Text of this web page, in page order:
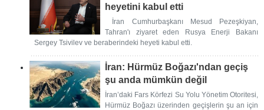
heyetini kabul etti
İran Cumhurbaşkanı Mesud Pezeşkiyan,
Tahran'ı ziyaret eden Rusya Enerji Bakanı
Sergey Tsivilev ve beraberindeki heyeti kabul etti.
İran: Hürmüz Boğazı'ndan geçiş
şu anda mümkün değil
İran’daki Fars Körfezi Su Yolu Yönetim Otoritesi,
Hürmüz Boğazı üzerinden geçişlerin şu an için